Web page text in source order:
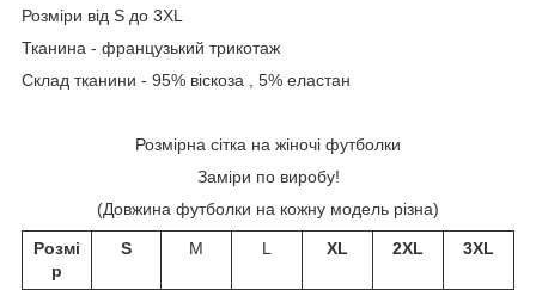
Розміри від S до 3XL
Тканина - французький трикотаж
Склад тканини - 95% віскоза , 5% еластан
Розмірна сітка на жіночі футболки
Заміри по виробу!
(Довжина футболки на кожну модель різна)
Розмі
р
S M L XL 2XL 3XL